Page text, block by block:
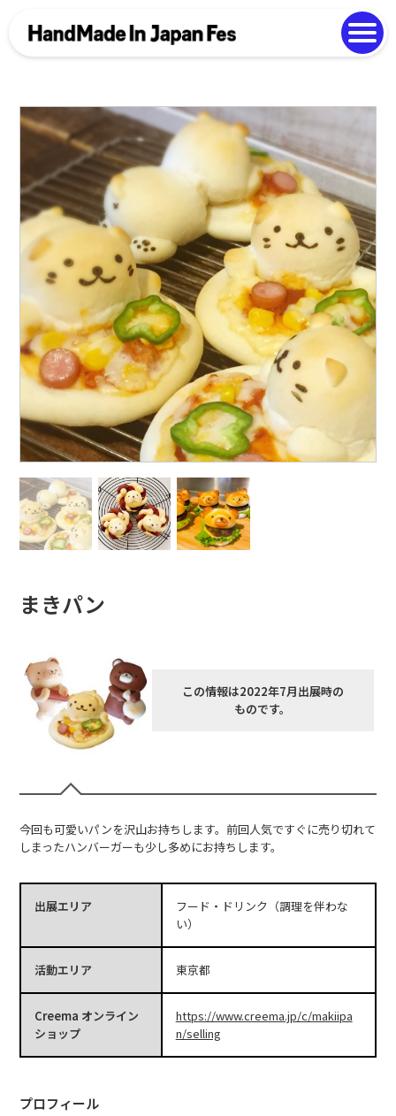
Photo Gallery
EN 中文
まきパン
この情報は2022年7月出展時の
ものです。
今回も可愛いパンを沢山お持ちします。前回人気ですぐに売り切れて
しまったハンバーガーも少し多めにお持ちします。
出展エリア
フード・ドリンク（調理を伴わな
い）
活動エリア 東京都
Creema オンライン
ショップ
https://www.creema.jp/c/makiipa
n/selling
プロフィール